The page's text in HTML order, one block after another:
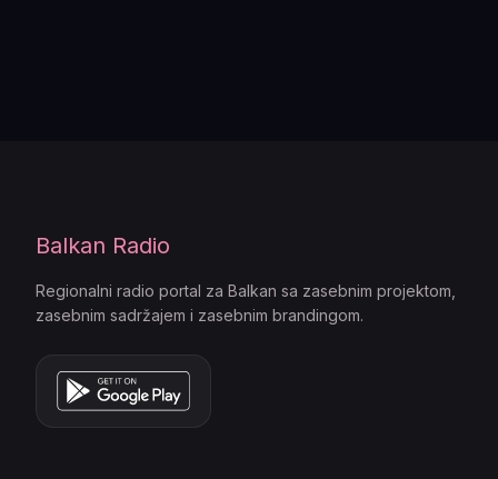
Balkan Radio
Regionalni radio portal za Balkan sa zasebnim projektom,
zasebnim sadržajem i zasebnim brandingom.